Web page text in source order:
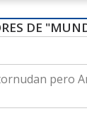
DE
pero